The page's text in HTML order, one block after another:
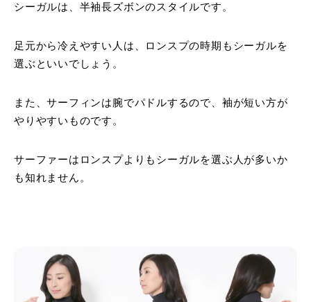
シーガルは、半袖長ズボンのスタイルです。
足元から冷えやすい人は、ロンスプの時期もシーガルを
選ぶといいでしょう。
また、サーフィンは腕でパドルするので、袖が短い方が
やりやすいものです。
サーファーはロンスプよりもシーガルを選ぶ人が多いか
も知れません。